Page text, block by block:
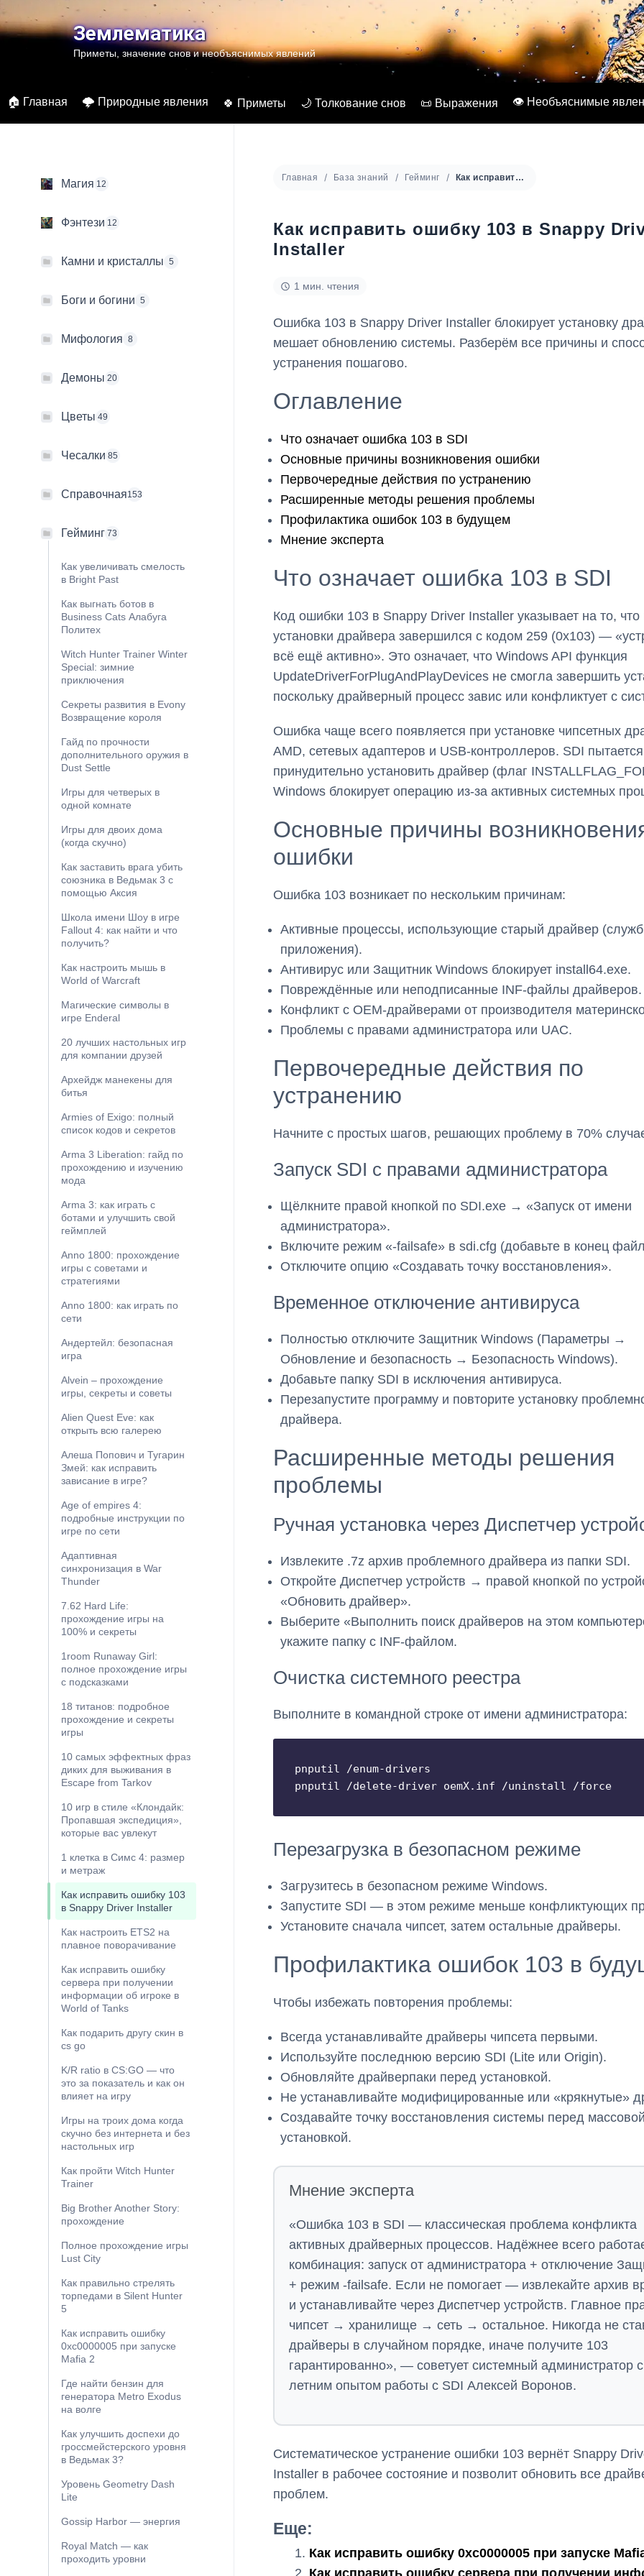
к
содержимомуЗемлематика
Приметы, значение снов и необъяснимых явлений
🏠 Главная 🌩️ Природные явления 🍀 Приметы 🌙 Толкование снов 📜 Выражения 👁️ Необъяснимые
Магия 12
Фэнтези 12
Камни и кристаллы 5
Боги и богини 5
Мифология 8
Демоны 20
Цветы 49
Чесалки 85
Справочная153
Гейминг 73
Как увеличивать смелость
в Bright Past
Как выгнать ботов в
Business Cats Алабуга
Политех
Witch Hunter Trainer Winter
Special: зимние
приключения
Секреты развития в Evony
Возвращение короля
Гайд по прочности
дополнительного оружия в
Dust Settle
Игры для четверых в
одной комнате
Игры для двоих дома
(когда скучно)
Как заставить врага убить
союзника в Ведьмак 3 с
помощью Аксия
Школа имени Шоу в игре
Fallout 4: как найти и что
получить?
Как настроить мышь в
World of Warcraft
Магические символы в
игре Enderal
20 лучших настольных игр
для компании друзей
Архейдж манекены для
битья
Armies of Exigo: полный
список кодов и секретов
Arma 3 Liberation: гайд по
прохождению и изучению
мода
Arma 3: как играть с
ботами и улучшить свой
геймплей
Anno 1800: прохождение
игры с советами и
стратегиями
Anno 1800: как играть по
сети
Андертейл: безопасная
игра
Alvein – прохождение
игры, секреты и советы
Alien Quest Eve: как
открыть всю галерею
Алеша Попович и Тугарин
Змей: как исправить
зависание в игре?
Age of empires 4:
подробные инструкции по
игре по сети
Адаптивная
синхронизация в War
Thunder
7.62 Hard Life:
прохождение игры на
100% и секреты
1room Runaway Girl:
полное прохождение игры
с подсказками
18 титанов: подробное
прохождение и секреты
игры
10 самых эффектных фраз
диких для выживания в
Escape from Tarkov
10 игр в стиле «Клондайк:
Пропавшая экспедиция»,
которые вас увлекут
1 клетка в Симс 4: размер
и метраж
Как исправить ошибку 103
в Snappy Driver Installer
Как настроить ETS2 на
плавное поворачивание
Как исправить ошибку
сервера при получении
информации об игроке в
World of Tanks
Как подарить другу скин в
cs go
K/R ratio в CS:GO — что
это за показатель и как он
влияет на игру
Игры на троих дома когда
скучно без интернета и без
настольных игр
Как пройти Witch Hunter
Trainer
Big Brother Another Story:
прохождение
Полное прохождение игры
Lust City
Как правильно стрелять
торпедами в Silent Hunter
5
Как исправить ошибку
0xc0000005 при запуске
Mafia 2
Где найти бензин для
генератора Metro Exodus
на волге
Как улучшить доспехи до
гроссмейстерского уровня
в Ведьмак 3?
Уровень Geometry Dash
Lite
Gossip Harbor — энергия
Royal Match — как
проходить уровни
Главная База знаний Гейминг Как исправить ошибку 103 в Snappy Driver Installer
Как исправить ошибку 103 в Snappy
Installer
1 мин. чтения
Ошибка 103 в Snappy Driver Installer блокирует установку
мешает обновлению системы. Разберём все причины и
устранения пошагово.
Оглавление
Что означает ошибка 103 в SDI
Основные причины возникновения ошибки
Первочередные действия по устранению
Расширенные методы решения проблемы
Профилактика ошибок 103 в будущем
Мнение эксперта
Что означает ошибка 103 в SDI
Код ошибки 103 в Snappy Driver Installer указывает на то, что
установки драйвера завершился с кодом 259 (0x103) —
всё ещё активно». Это означает, что Windows API функция
UpdateDriverForPlugAndPlayDevices не смогла завершить
поскольку драйверный процесс завис или конфликтует с
Ошибка чаще всего появляется при установке чипсетных
AMD, сетевых адаптеров и USB-контроллеров. SDI пытается
принудительно установить драйвер (флаг
Windows блокирует операцию из-за активных системных
Основные причины
ошибки
Ошибка 103 возникает по нескольким причинам:
Активные процессы, использующие старый драйвер
приложения).
Антивирус или Защитник Windows блокирует install64.exe.
Повреждённые или неподписанные INF-файлы драйверов.
Конфликт с OEM-драйверами от производителя
Проблемы с правами администратора или UAC.
Первочередные действия по
устранению
Начните с простых шагов, решающих проблему в 70%
Запуск SDI с правами администратора
Щёлкните правой кнопкой по SDI.exe → «Запуск от имени
администратора».
Включите режим «-failsafe» в sdi.cfg (добавьте в конец
Отключите опцию «Создавать точку восстановления».
Временное отключение антивируса
Полностью отключите Защитник Windows (Параметры →
Обновление и безопасность → Безопасность Windows).
Добавьте папку SDI в исключения антивируса.
Перезапустите программу и повторите установку
драйвера.
Расширенные методы решения
проблемы
Ручная установка через Диспетчер
Извлеките .7z архив проблемного драйвера из папки SDI.
Откройте Диспетчер устройств → правой кнопкой по
«Обновить драйвер».
Выберите «Выполнить поиск драйверов на этом
укажите папку с INF-файлом.
Очистка системного реестра
Выполните в командной строке от имени администратора:
pnputil /enum-drivers
pnputil /delete-driver oemX.inf /uninstall /force
Перезагрузка в безопасном режиме
Загрузитесь в безопасном режиме Windows.
Запустите SDI — в этом режиме меньше конфликтующих
Установите сначала чипсет, затем остальные драйверы.
Профилактика ошибок 103 в
Чтобы избежать повторения проблемы:
Всегда устанавливайте драйверы чипсета первыми.
Используйте последнюю версию SDI (Lite или Origin).
Обновляйте драйверпаки перед установкой.
Не устанавливайте модифицированные или «крякнутые»
Создавайте точку восстановления системы перед массовой
установкой.
Мнение эксперта
«Ошибка 103 в SDI — классическая проблема конфликта
активных драйверных процессов. Надёжнее всего
комбинация: запуск от администратора + отключение
+ режим -failsafe. Если не помогает — извлекайте архив
и устанавливайте через Диспетчер устройств. Главное
чипсет → хранилище → сеть → остальное. Никогда не
драйверы в случайном порядке, иначе получите 103
гарантированно», — советует системный администратор
летним опытом работы с SDI Алексей Воронов.
Систематическое устранение ошибки 103 вернёт Snappy
Installer в рабочее состояние и позволит обновить все
проблем.
Еще:
Как исправить ошибку 0xc0000005 при запуске
Как исправить ошибку сервера при получении